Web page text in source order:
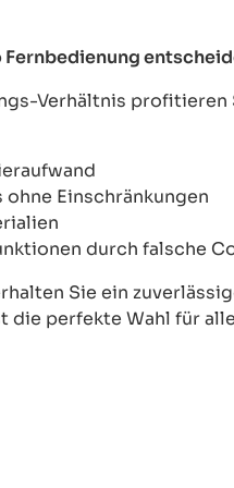
Verhältnis
Einschränkungen
durch falsche
Sie ein
die perfekte Wahl für